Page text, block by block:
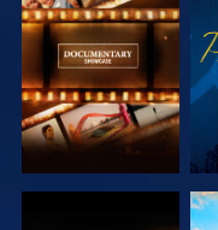
DÉCOUVRIR
LES SÉRIES